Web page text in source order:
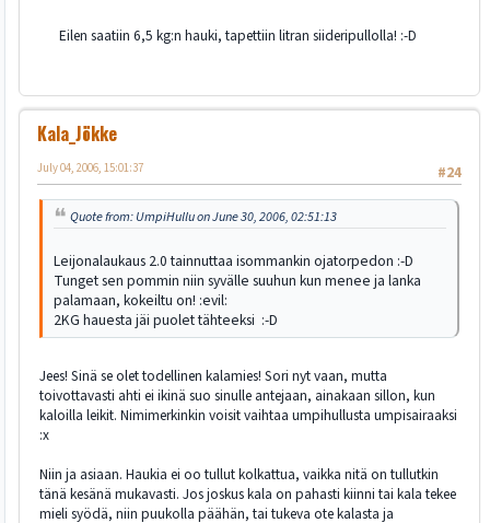
Eilen saatiin 6,5 kg:n hauki, tapettiin litran siideripullolla! :-D
Kala_Jökke
#24
July 04, 2006, 15:01:37
Quote from: UmpiHullu on June 30, 2006, 02:51:13
Leijonalaukaus 2.0 tainnuttaa isommankin ojatorpedon :-D
Tunget sen pommin niin syvälle suuhun kun menee ja lanka
palamaan, kokeiltu on! :evil:
2KG hauesta jäi puolet tähteeksi :-D
Jees! Sinä se olet todellinen kalamies! Sori nyt vaan, mutta
toivottavasti ahti ei ikinä suo sinulle antejaan, ainakaan sillon, kun
kaloilla leikit. Nimimerkinkin voisit vaihtaa umpihullusta umpisairaaksi
:x
Niin ja asiaan. Haukia ei oo tullut kolkattua, vaikka nitä on tullutkin
tänä kesänä mukavasti. Jos joskus kala on pahasti kiinni tai kala tekee
mieli syödä, niin puukolla päähän, tai tukeva ote kalasta ja